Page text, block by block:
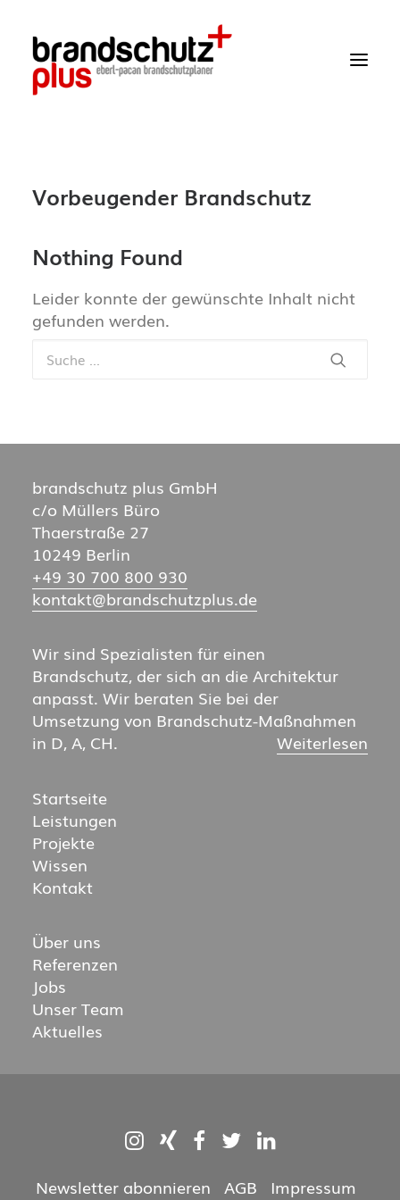
Aktuelles
Über uns
Leistungen
Wissen
Projekte
Suche
Vorbeugender Brandschutz
Nothing Found
Leider konnte der gewünschte Inhalt nicht
gefunden werden.
brandschutz plus GmbH
c/o Müllers Büro
Thaerstraße 27
10249 Berlin
+49 30 700 800 930
kontakt@brand­schutz­plus.de
Wir sind Spezialisten für einen
Brandschutz, der sich an die Architektur
anpasst. Wir beraten Sie bei der
Umsetzung von Brandschutz-Maßnahmen
in D, A, CH.
Weiterlesen
Startseite
Leistungen
Projekte
Wissen
Kontakt
Über uns
Referenzen
Jobs
Unser Team
Aktuelles
Newsletter abonnieren AGB Impressum